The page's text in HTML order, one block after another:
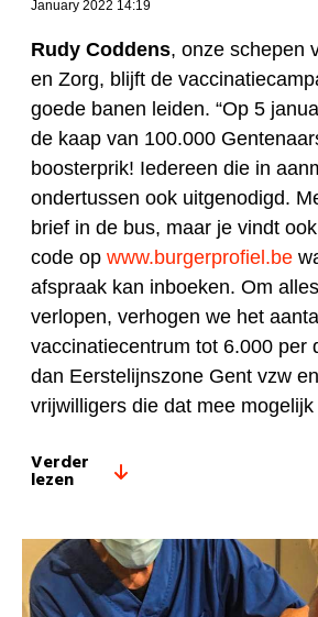
January 2022 14:19
Rudy Coddens, onze schepen
en Zorg, blijft de
goede banen leiden. “Op 5
de kaap van 100.000
boosterprik! Iedereen die in
ondertussen ook uitgenodigd.
brief in de bus, maar je vindt
code op www.burgerprofiel.be
afspraak kan inboeken. Om
verlopen, verhogen we het
vaccinatiecentrum tot 6.000 per
dan Eerstelijnszone Gent vzw
vrijwilligers die dat mee mogelijk
Verder
lezen